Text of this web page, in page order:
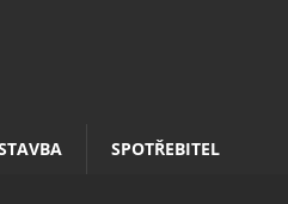
SPOTŘEBITEL